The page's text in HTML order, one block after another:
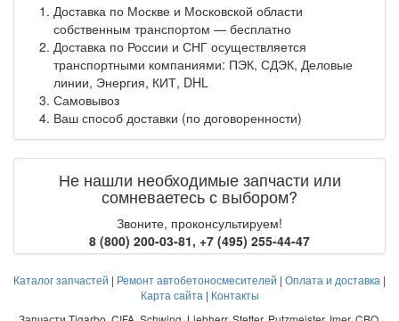
Доставка по Москве и Московской области
собственным транспортом — бесплатно
Доставка по России и СНГ осуществляется
транспортными компаниями: ПЭК, СДЭК, Деловые
линии, Энергия, КИТ, DHL
Самовывоз
Ваш способ доставки (по договоренности)
Не нашли необходимые запчасти или
сомневаетесь с выбором?
Звоните, проконсультируем!
8 (800) 200-03-81, +7 (495) 255-44-47
Каталог запчастей | Ремонт автобетоносмесителей | Оплата и доставка |
Карта сайта | Контакты